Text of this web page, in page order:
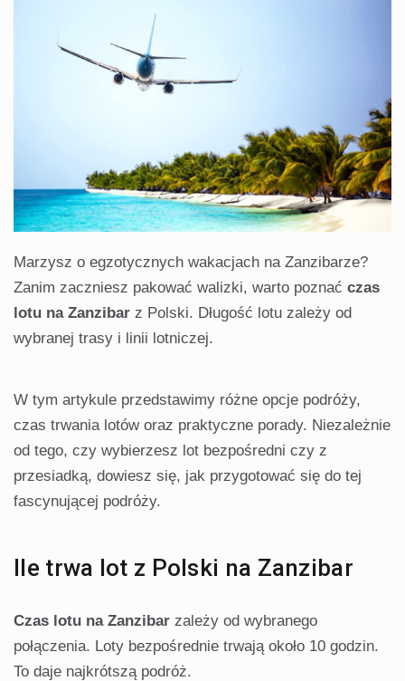
Marzysz o egzotycznych wakacjach na Zanzibarze?
Zanim zaczniesz pakować walizki, warto poznać czas
lotu na Zanzibar z Polski. Długość lotu zależy od
wybranej trasy i linii lotniczej.
W tym artykule przedstawimy różne opcje podróży,
czas trwania lotów oraz praktyczne porady. Niezależnie
od tego, czy wybierzesz lot bezpośredni czy z
przesiadką, dowiesz się, jak przygotować się do tej
fascynującej podróży.
Ile trwa lot z Polski na Zanzibar
Czas lotu na Zanzibar zależy od wybranego
połączenia. Loty bezpośrednie trwają około 10 godzin.
To daje najkrótszą podróż.